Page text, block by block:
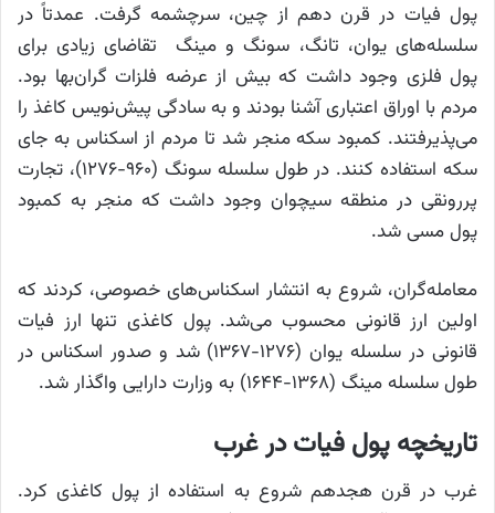
پول فیات در قرن دهم از چین، سرچشمه گرفت. عمدتاً در
سلسله‌های یوان، تانگ، سونگ و مینگ تقاضای زیادی برای
پول فلزی وجود داشت که بیش از عرضه فلزات گران‌بها بود.
مردم با اوراق اعتباری آشنا بودند و به سادگی پیش‌نویس کاغذ را
می‌پذیرفتند. کمبود سکه منجر شد تا مردم از اسکناس به جای
سکه استفاده کنند. در طول سلسله سونگ (۹۶۰-۱۲۷۶)، تجارت
پررونقی در منطقه سیچوان وجود داشت که منجر به کمبود
پول مسی شد.
معامله‌گران، شروع به انتشار اسکناس‌های خصوصی، کردند که
اولین ارز قانونی محسوب می‌شد. پول کاغذی تنها ارز فیات
قانونی در سلسله یوان (۱۲۷۶-۱۳۶۷) شد و صدور اسکناس در
طول سلسله مینگ (۱۳۶۸-۱۶۴۴) به وزارت دارایی واگذار شد.
تاریخچه پول فیات در غرب
غرب در قرن هجدهم شروع به استفاده از پول کاغذی کرد.